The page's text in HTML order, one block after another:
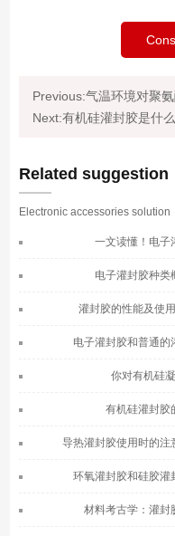
Previous:气温环境对聚
Related suggestion
Electronic accessories solution
一文读懂！电子
电子灌封胶种类
灌封胶的性能及使
电子灌封胶和普通的
你对有机硅
有机硅灌封胶
导热灌封胶使用时的注
环氧灌封胶和硅胶灌
材料考古学：灌封